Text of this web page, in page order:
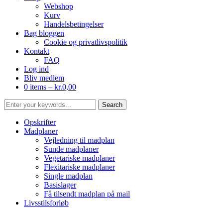
Webshop
Kurv
Handelsbetingelser
Bag bloggen
Cookie og privatlivspolitik
Kontakt
FAQ
Log ind
Bliv medlem
0 items – kr.0,00
Opskrifter
Madplaner
Vejledning til madplan
Sunde madplaner
Vegetariske madplaner
Flexitariske madplaner
Single madplan
Basislager
Få tilsendt madplan på mail
Livsstilsforløb